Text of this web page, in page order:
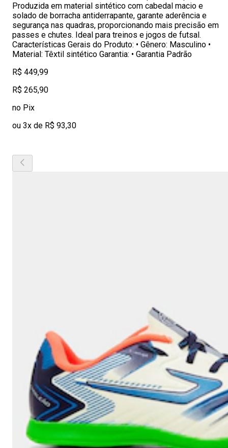
Produzida em material sintético com cabedal macio e
solado de borracha antiderrapante, garante aderência e
segurança nas quadras, proporcionando mais precisão em
passes e chutes. Ideal para treinos e jogos de futsal.
Características Gerais do Produto: • Gênero: Masculino •
Material: Têxtil sintético Garantia: • Garantia Padrão
R$ 449,99
R$ 265,90
no Pix
ou 3x de R$ 93,30